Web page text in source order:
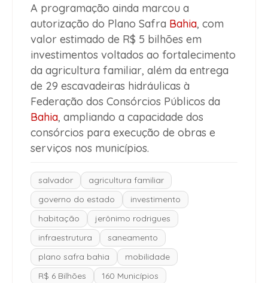
A programação ainda marcou a
autorização do Plano Safra Bahia, com
valor estimado de R$ 5 bilhões em
investimentos voltados ao fortalecimento
da agricultura familiar, além da entrega
de 29 escavadeiras hidráulicas à
Federação dos Consórcios Públicos da
Bahia, ampliando a capacidade dos
consórcios para execução de obras e
serviços nos municípios.
salvador
agricultura familiar
governo do estado
investimento
habitação
jerônimo rodrigues
infraestrutura
saneamento
plano safra bahia
mobilidade
R$ 6 Bilhões
160 Municípios